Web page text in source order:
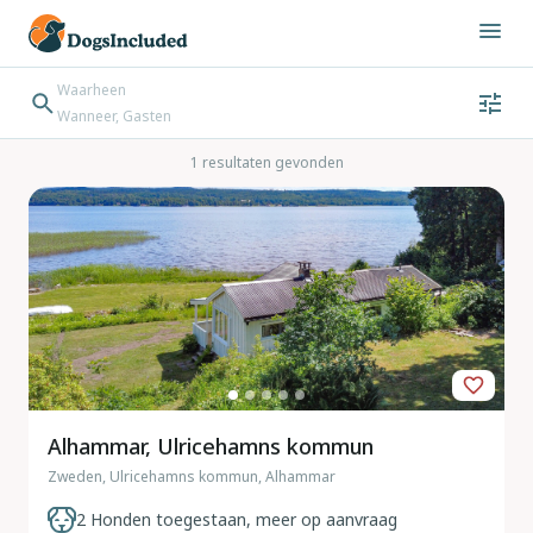
Waarheen
Wanneer, Gasten
Bestemming zoeken
Inchecken → Uitchecken1 resultaten gevonden
Alhammar, Ulricehamns kommun
Zweden, Ulricehamns kommun, Alhammar
2 Honden toegestaan, meer op aanvraag